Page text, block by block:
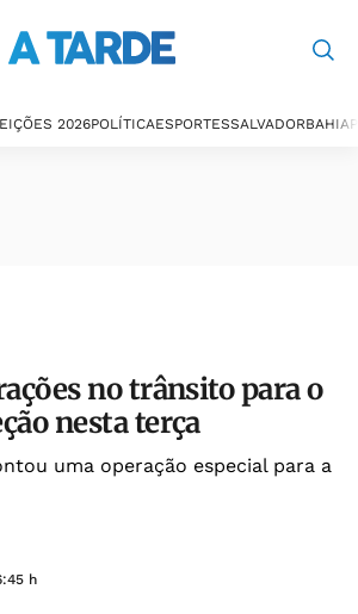
2026POLÍTICAESPORTESSALVADORBAHIA
no trânsito para o
nesta terça
uma operação especial para a
h